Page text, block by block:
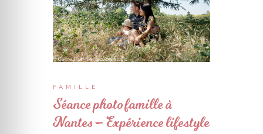
FAMILLE
Séance photo famille à
Nantes – Expérience lifestyle